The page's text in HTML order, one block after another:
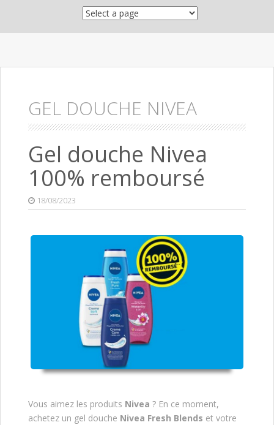
GEL DOUCHE NIVEA
Gel douche Nivea
100% remboursé
18/08/2023
Vous aimez les produits Nivea ? En ce moment,
achetez un gel douche Nivea Fresh Blends et votre